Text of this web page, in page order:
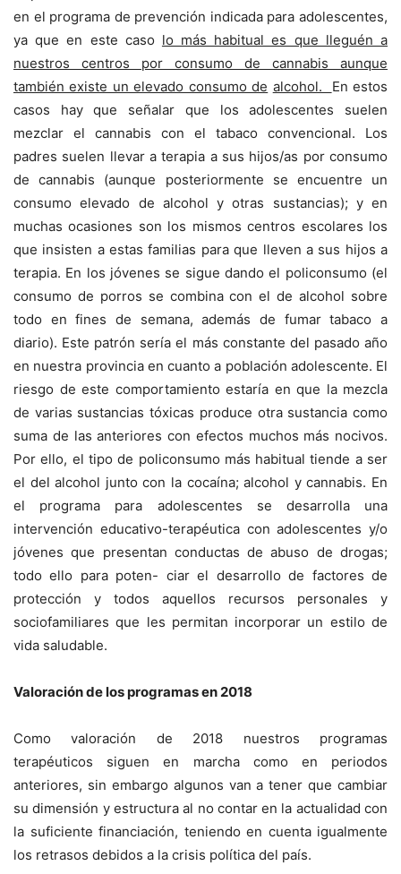
en el programa de prevención indicada para adolescentes,
ya que en este caso lo más habitual es que lleguén a
nuestros centros por consumo de cannabis aunque
también existe un elevado consumo de alcohol. En estos
casos hay que señalar que los adolescentes suelen
mezclar el cannabis con el tabaco convencional. Los
padres suelen llevar a terapia a sus hijos/as por consumo
de cannabis (aunque posteriormente se encuentre un
consumo elevado de alcohol y otras sustancias); y en
muchas ocasiones son los mismos centros escolares los
que insisten a estas familias para que lleven a sus hijos a
terapia. En los jóvenes se sigue dando el policonsumo (el
consumo de porros se combina con el de alcohol sobre
todo en fines de semana, además de fumar tabaco a
diario). Este patrón sería el más constante del pasado año
en nuestra provincia en cuanto a población adolescente. El
riesgo de este comportamiento estaría en que la mezcla
de varias sustancias tóxicas produce otra sustancia como
suma de las anteriores con efectos muchos más nocivos.
Por ello, el tipo de policonsumo más habitual tiende a ser
el del alcohol junto con la cocaína; alcohol y cannabis. En
el programa para adolescentes se desarrolla una
intervención educativo-terapéutica con adolescentes y/o
jóvenes que presentan conductas de abuso de drogas;
todo ello para poten- ciar el desarrollo de factores de
protección y todos aquellos recursos personales y
sociofamiliares que les permitan incorporar un estilo de
vida saludable.
Valoración de los programas en 2018
Como valoración de 2018 nuestros programas
terapéuticos siguen en marcha como en periodos
anteriores, sin embargo algunos van a tener que cambiar
su dimensión y estructura al no contar en la actualidad con
la suficiente financiación, teniendo en cuenta igualmente
los retrasos debidos a la crisis política del país.